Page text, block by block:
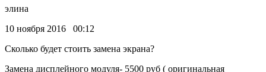
элина
10 ноября 2016 00:12
Сколько будет стоить замена экрана?
Замена дисплейного модуля- 5500 руб ( оригинальная